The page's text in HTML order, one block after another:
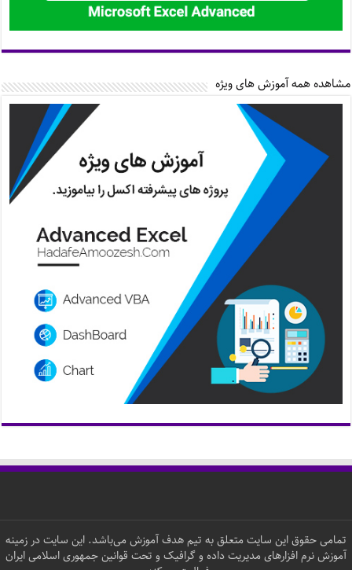
مشاهده همه آموزش های ویژه
تمامی حقوق این سایت متعلق به تیم هدف آموزش می‌باشد. این سایت در زمینه
آموزش نرم افزارهای مدیریت داده و گرافیک و تحت قوانین جمهوری اسلامی ایران